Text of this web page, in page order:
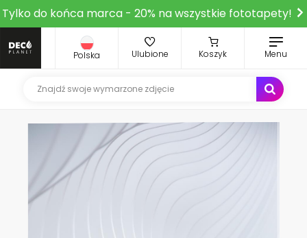
Tylko do końca marca - 20% na wszystkie fototapety!
Polska Ulubione Koszyk Menu